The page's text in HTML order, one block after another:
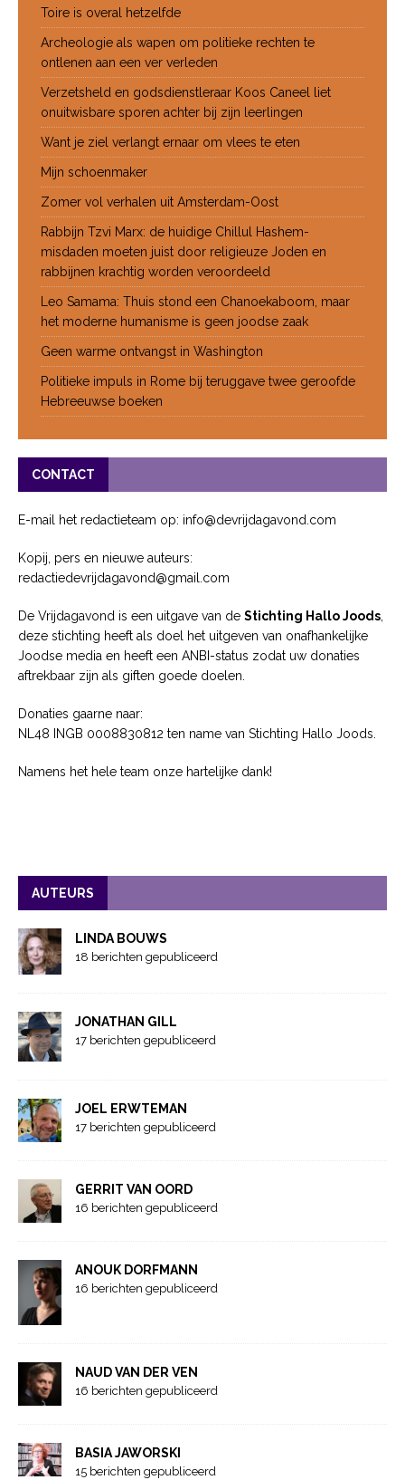
Toire is overal hetzelfde
Archeologie als wapen om politieke rechten te
ontlenen aan een ver verleden
Verzetsheld en godsdienstleraar Koos Caneel liet
onuitwisbare sporen achter bij zijn leerlingen
Want je ziel verlangt ernaar om vlees te eten
Mijn schoenmaker
Zomer vol verhalen uit Amsterdam-Oost
Rabbijn Tzvi Marx: de huidige Chillul Hashem-
misdaden moeten juist door religieuze Joden en
rabbijnen krachtig worden veroordeeld
Leo Samama: Thuis stond een Chanoekaboom, maar
het moderne humanisme is geen joodse zaak
Geen warme ontvangst in Washington
Politieke impuls in Rome bij teruggave twee geroofde
Hebreeuwse boeken
CONTACT
E-mail het redactieteam op: info@devrijdagavond.com
Kopij, pers en nieuwe auteurs:
redactiedevrijdagavond@gmail.com
De Vrijdagavond is een uitgave van de Stichting Hallo Joods
deze stichting heeft als doel het uitgeven van onafhankelijke
Joodse media en heeft een ANBI-status zodat uw donaties
aftrekbaar zijn als giften goede doelen.
Donaties gaarne naar:
NL48 INGB 0008830812 ten name van Stichting Hallo Joods.
Namens het hele team onze hartelijke dank!
AUTEURS
LINDA BOUWS
18 berichten gepubliceerd
JONATHAN GILL
17 berichten gepubliceerd
JOEL ERWTEMAN
17 berichten gepubliceerd
GERRIT VAN OORD
16 berichten gepubliceerd
ANOUK DORFMANN
16 berichten gepubliceerd
NAUD VAN DER VEN
16 berichten gepubliceerd
BASIA JAWORSKI
15 berichten gepubliceerd